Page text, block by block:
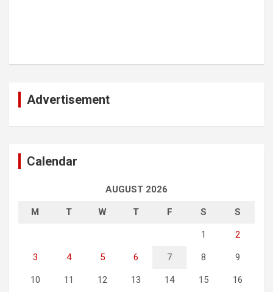
Advertisement
Calendar
AUGUST 2026
M T W T F S S
1 2
3 4 5 6 7 8 9
10 11 12 13 14 15 16